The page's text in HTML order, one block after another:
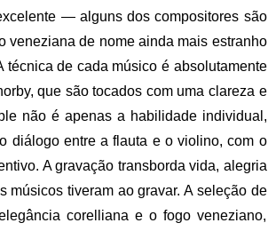
— alguns dos compositores são
veneziana de nome ainda mais estranho
técnica de cada músico é absolutamente
que são tocados com uma clareza e
não é apenas a habilidade individual,
diálogo entre a flauta e o violino, com o
A gravação transborda vida, alegria
músicos tiveram ao gravar. A seleção de
corelliana e o fogo veneziano,